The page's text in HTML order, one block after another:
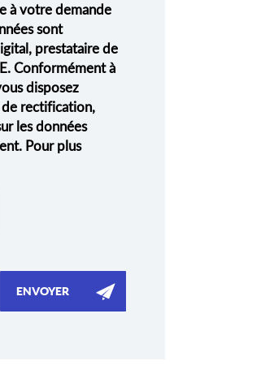
à votre demande
sont
prestataire de
Conformément à
disposez
rectification,
les données
Pour plus